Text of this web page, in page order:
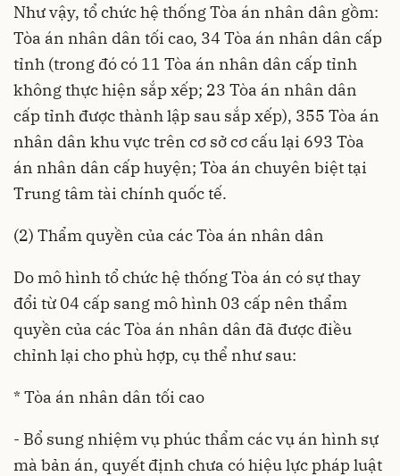
Như vậy, tổ chức hệ thống Tòa án nhân dân gồm:
Tòa án nhân dân tối cao, 34 Tòa án nhân dân cấp
tỉnh (trong đó có 11 Tòa án nhân dân cấp tỉnh
không thực hiện sắp xếp; 23 Tòa án nhân dân
cấp tỉnh được thành lập sau sắp xếp), 355 Tòa án
nhân dân khu vực trên cơ sở cơ cấu lại 693 Tòa
án nhân dân cấp huyện; Tòa án chuyên biệt tại
Trung tâm tài chính quốc tế.
(2) Thẩm quyền của các Tòa án nhân dân
Do mô hình tổ chức hệ thống Tòa án có sự thay
đổi từ 04 cấp sang mô hình 03 cấp nên thẩm
quyền của các Tòa án nhân dân đã được điều
chỉnh lại cho phù hợp, cụ thể như sau:
* Tòa án nhân dân tối cao
- Bổ sung nhiệm vụ phúc thẩm các vụ án hình sự
mà bản án, quyết định chưa có hiệu lực pháp luật